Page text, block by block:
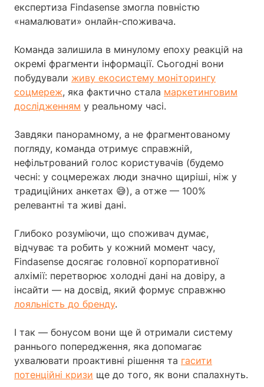
експертиза Findasense змогла повністю
«намалювати» онлайн-споживача.
Команда залишила в минулому епоху реакцій на
окремі фрагменти інформації. Сьогодні вони
побудували живу екосистему моніторингу
соцмереж, яка фактично стала маркетинговим
дослідженням у реальному часі.
Завдяки панорамному, а не фрагментованому
погляду, команда отримує справжній,
нефільтрований голос користувачів (будемо
чесні: у соцмережах люди значно щиріші, ніж у
традиційних анкетах 😅), а отже — 100%
релевантні та живі дані.
Глибоко розуміючи, що споживач думає,
відчуває та робить у кожний момент часу,
Findasense досягає головної корпоративної
алхімії: перетворює холодні дані на довіру, а
інсайти — на досвід, який формує справжню
лояльність до бренду.
І так — бонусом вони ще й отримали систему
раннього попередження, яка допомагає
ухвалювати проактивні рішення та гасити
потенційні кризи ще до того, як вони спалахнуть.